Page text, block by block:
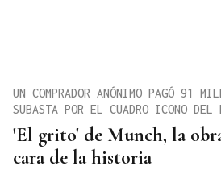
'El grito' de Munch, la
cara de la historia
UN COMPRADOR ANÓNIMO PAGÓ 91
SUBASTA POR EL CUADRO ICONO DEL